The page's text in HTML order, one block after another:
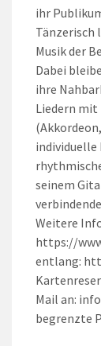
ihr
Tänzerisch
Musik der
Dabei
ihre
Liedern
individuelle
seinem
Weitere
https://
entlang:
Mail an:
begrenzte